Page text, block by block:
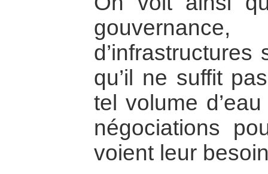
qu’il ne suffit
tel volume
négociations
voient leur